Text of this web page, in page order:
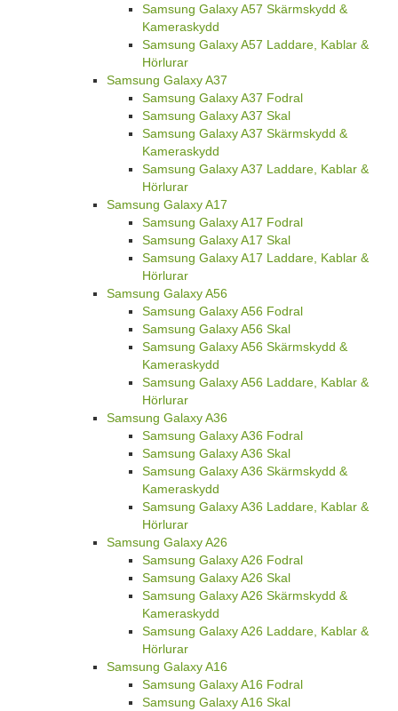
Samsung Galaxy A57 Skärmskydd &
Kameraskydd
Samsung Galaxy A57 Laddare, Kablar &
Hörlurar
Samsung Galaxy A37
Samsung Galaxy A37 Fodral
Samsung Galaxy A37 Skal
Samsung Galaxy A37 Skärmskydd &
Kameraskydd
Samsung Galaxy A37 Laddare, Kablar &
Hörlurar
Samsung Galaxy A17
Samsung Galaxy A17 Fodral
Samsung Galaxy A17 Skal
Samsung Galaxy A17 Laddare, Kablar &
Hörlurar
Samsung Galaxy A56
Samsung Galaxy A56 Fodral
Samsung Galaxy A56 Skal
Samsung Galaxy A56 Skärmskydd &
Kameraskydd
Samsung Galaxy A56 Laddare, Kablar &
Hörlurar
Samsung Galaxy A36
Samsung Galaxy A36 Fodral
Samsung Galaxy A36 Skal
Samsung Galaxy A36 Skärmskydd &
Kameraskydd
Samsung Galaxy A36 Laddare, Kablar &
Hörlurar
Samsung Galaxy A26
Samsung Galaxy A26 Fodral
Samsung Galaxy A26 Skal
Samsung Galaxy A26 Skärmskydd &
Kameraskydd
Samsung Galaxy A26 Laddare, Kablar &
Hörlurar
Samsung Galaxy A16
Samsung Galaxy A16 Fodral
Samsung Galaxy A16 Skal